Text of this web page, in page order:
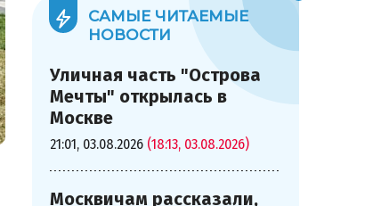
САМЫЕ ЧИТАЕМЫЕ
НОВОСТИ
Уличная часть "Острова
Мечты" открылась в
Москве
21:01, 03.08.2026 (18:13, 03.08.2026)
Москвичам рассказали,